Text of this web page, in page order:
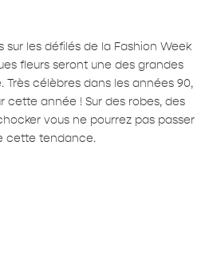
sur les défilés de la Fashion Week
fleurs seront une des grandes
célèbres dans les années 90,
cette année ! Sur des robes, des
vous ne pourrez pas passer
cette tendance.